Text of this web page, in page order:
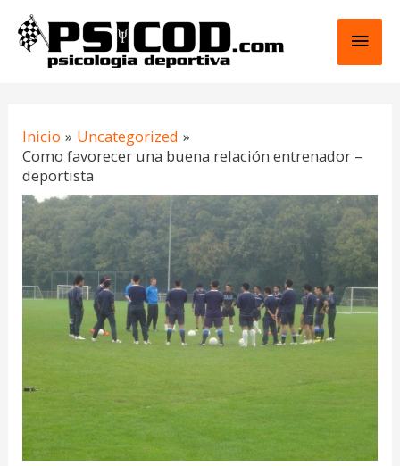
contenido
Inicio
Uncategorized
Como favorecer una buena relación entrenador –
deportista
de
entradas